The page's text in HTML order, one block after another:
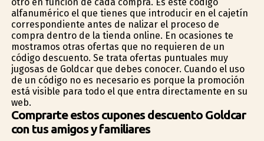
alfanumérico el que tienes que introducir en el cajetín
correspondiente antes de finalizar el proceso de
compra dentro de la tienda online. En ocasiones te
mostramos otras ofertas que no requieren de un
código descuento. Se trata ofertas puntuales muy
jugosas de Goldcar que debes conocer. Cuando el uso
de un código no es necesario es porque la promoción
está visible para todo el que entra directamente en su
web.
Comprarte estos cupones descuento Goldcar
con tus amigos y familiares